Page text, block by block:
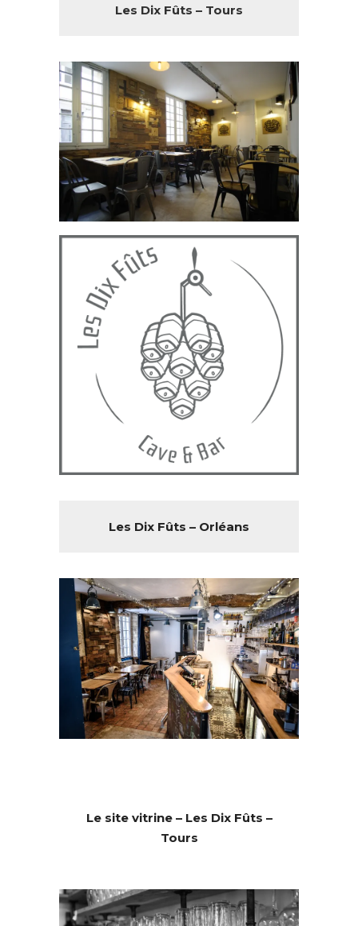
Les Dix Fûts – Tours
Les Dix Fûts – Orléans
Le site vitrine – Les Dix Fûts –
Tours